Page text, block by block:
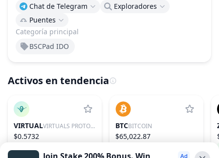
Categoría principal
BSCPad IDO
Chat de Telegram
Exploradores
Puentes
Activos en tendencia
VIRTUAL VIRTUALS PROTOCOL
$0.5732
BTCBITCOIN
$65,022.87